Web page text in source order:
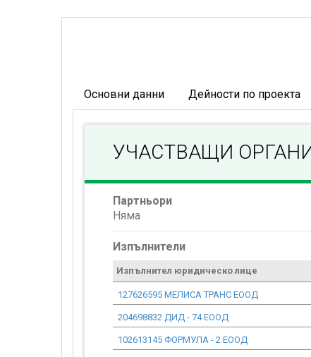
Основни данни Дейности по проекта
УЧАСТВАЩИ
Партньори
Няма
Изпълнители
Изпълнител юридическо лице
127626595 МЕЛИСА ТРАНС ЕООД
204698832 ДИД - 74 ЕООД
102613145 ФОРМУЛА - 2 ЕООД